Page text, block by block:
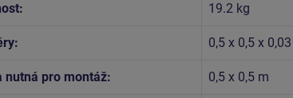
19.2 kg
0,5 x 0,5 x
nutná pro montáž: 0,5 x 0,5 m